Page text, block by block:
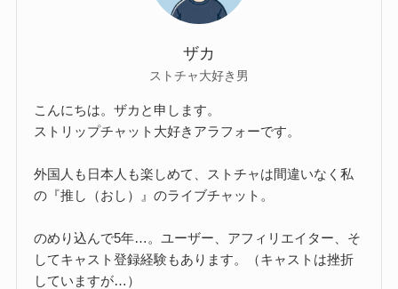
ザカ
ストチャ大好き男
こんにちは。ザカと申します。
ストリップチャット大好きアラフォーです。
外国人も日本人も楽しめて、ストチャは間違いなく私
の『推し（おし）』のライブチャット。
のめり込んで5年…。ユーザー、アフィリエイター、そ
してキャスト登録経験もあります。（キャストは挫折
していますが…）